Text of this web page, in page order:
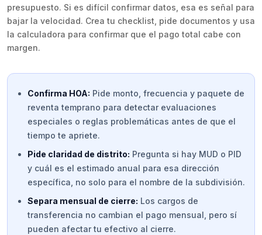
presupuesto. Si es difícil confirmar datos, esa es señal para
bajar la velocidad. Crea tu checklist, pide documentos y usa
la calculadora para confirmar que el pago total cabe con
margen.
Confirma HOA: Pide monto, frecuencia y paquete de
reventa temprano para detectar evaluaciones
especiales o reglas problemáticas antes de que el
tiempo te apriete.
Pide claridad de distrito: Pregunta si hay MUD o PID
y cuál es el estimado anual para esa dirección
específica, no solo para el nombre de la subdivisión.
Separa mensual de cierre: Los cargos de
transferencia no cambian el pago mensual, pero sí
pueden afectar tu efectivo al cierre.